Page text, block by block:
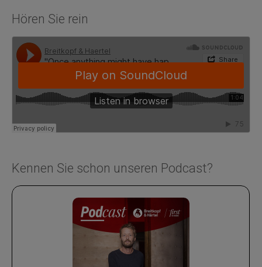
8.
Clean is he alone
Hören Sie rein
Kennen Sie schon unseren Podcast?